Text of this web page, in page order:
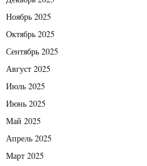
Ноябрь 2025
Октябрь 2025
Сентябрь 2025
Август 2025
Июль 2025
Июнь 2025
Май 2025
Апрель 2025
Март 2025